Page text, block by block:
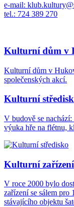
e-mail:
tel.: 724 389 270
Kulturní dům v
Kulturní dům v
společenských akcí.
Kulturní
V budově se
výuka hře na flétnu,
Kulturní
V roce 2000 bylo
zařízení se sálem pro
stávajícího objektu